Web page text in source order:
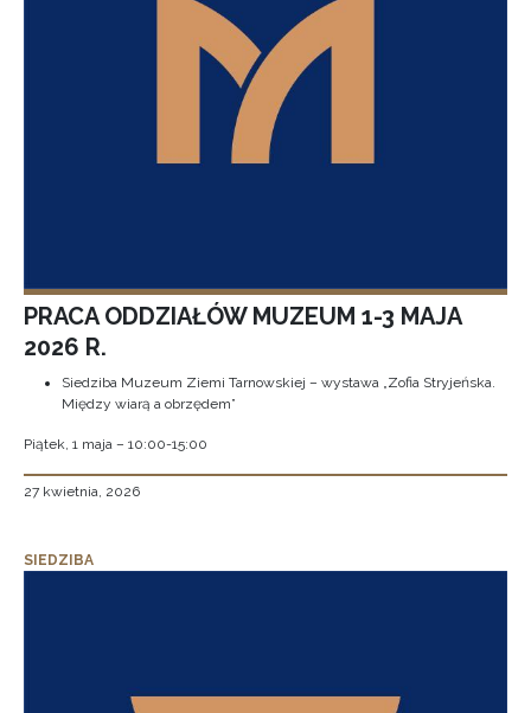
PRACA ODDZIAŁÓW MUZEUM 1-3 MAJA
2026 R.
Siedziba Muzeum Ziemi Tarnowskiej – wystawa „Zofia Stryjeńska.
Między wiarą a obrzędem”
Piątek, 1 maja – 10:00-15:00
27 kwietnia, 2026
SIEDZIBA